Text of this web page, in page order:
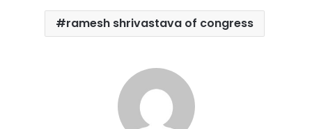
i
t
a
t
n
t
a
i
a
r
ramesh shrivastava of congress